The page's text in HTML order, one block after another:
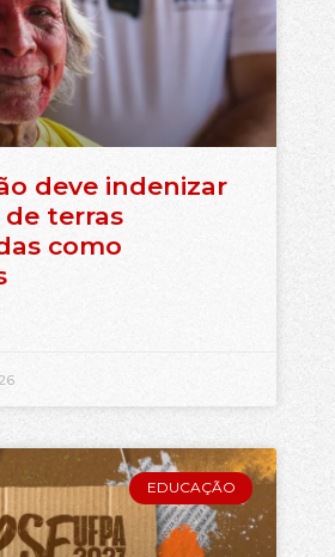
deve indenizar
de terras
como
EDUCAÇÃO